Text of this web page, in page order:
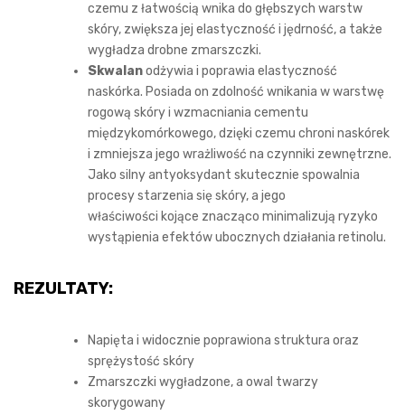
czemu z łatwością wnika do głębszych warstw
skóry, zwiększa jej elastyczność i jędrność, a także
wygładza drobne zmarszczki.
Skwalanodżywia i poprawia elastyczność
naskórka. Posiada on zdolność wnikania w warstwę
rogową skóry i wzmacniania cementu
międzykomórkowego, dzięki czemu chroni naskórek
i zmniejsza jego wrażliwość na czynniki zewnętrzne.
Jako silny antyoksydant skutecznie spowalnia
procesy starzenia się skóry, a jego
właściwości kojące znacząco minimalizują ryzyko
wystąpienia efektów ubocznych działania retinolu.
REZULTATY:
Napięta i widocznie poprawiona struktura oraz
sprężystość skóry
Zmarszczki wygładzone, a owal twarzy
skorygowany